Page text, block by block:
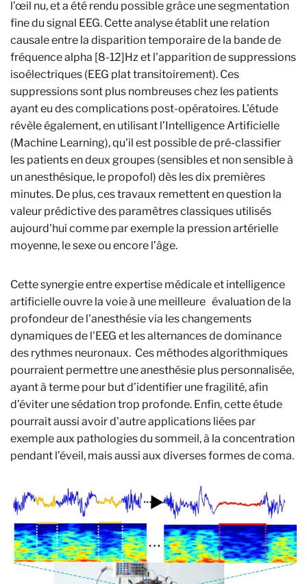
l’œil nu, et a été rendu possible grâce une segmentation
fine du signal EEG. Cette analyse établit une relation
causale entre la disparition temporaire de la bande de
fréquence alpha [8-12]Hz et l'apparition de suppressions
isoélectriques (EEG plat transitoirement). Ces
suppressions sont plus nombreuses chez les patients
ayant eu des complications post-opératoires. L'étude
révèle également, en utilisant l’Intelligence Artificielle
(Machine Learning), qu'il est possible de pré-classifier
les patients en deux groupes (sensibles et non sensible à
un anesthésique, le propofol) dès les dix premières
minutes. De plus, ces travaux remettent en question la
valeur prédictive des paramètres classiques utilisés
aujourd'hui comme par exemple la pression artérielle
moyenne, le sexe ou encore l’âge.
Cette synergie entre expertise médicale et intelligence
artificielle ouvre la voie à une meilleure évaluation de la
profondeur de l'anesthésie via les changements
dynamiques de l'EEG et les alternances de dominance
des rythmes neuronaux. Ces méthodes algorithmiques
pourraient permettre une anesthésie plus personnalisée,
ayant à terme pour but d’identifier une fragilité, afin
d’éviter une sédation trop profonde. Enfin, cette étude
pourrait aussi avoir d'autre applications liées par
exemple aux pathologies du sommeil, à la concentration
pendant l’éveil, mais aussi aux diverses formes de coma.